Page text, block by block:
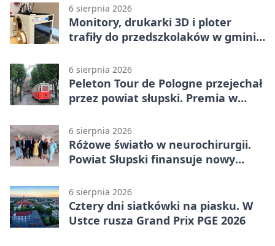
6 sierpnia 2026
Monitory, drukarki 3D i ploter
trafiły do przedszkolaków w gminie
6 sierpnia 2026
Peleton Tour de Pologne przejechał
przez powiat słupski. Premia w
6 sierpnia 2026
Różowe światło w neurochirurgii.
Powiat Słupski finansuje nowy
6 sierpnia 2026
Cztery dni siatkówki na piasku. W
Ustce rusza Grand Prix PGE 2026